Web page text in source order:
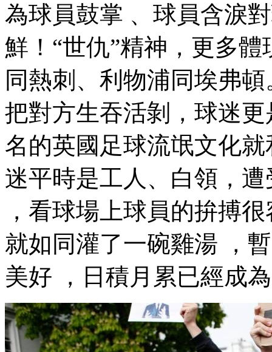
為球員鼓掌 、球員含
鮮！“世仇”精神，更
同熱刺、利物浦同埃弗
把對方生吞活剝 ，球迷
名的英國足球流氓文化就
迷平時是工人 、白領
，看球場上球員的拚搏
就如同灌了一碗雞湯 ，
美好  ，日積月累已經成為